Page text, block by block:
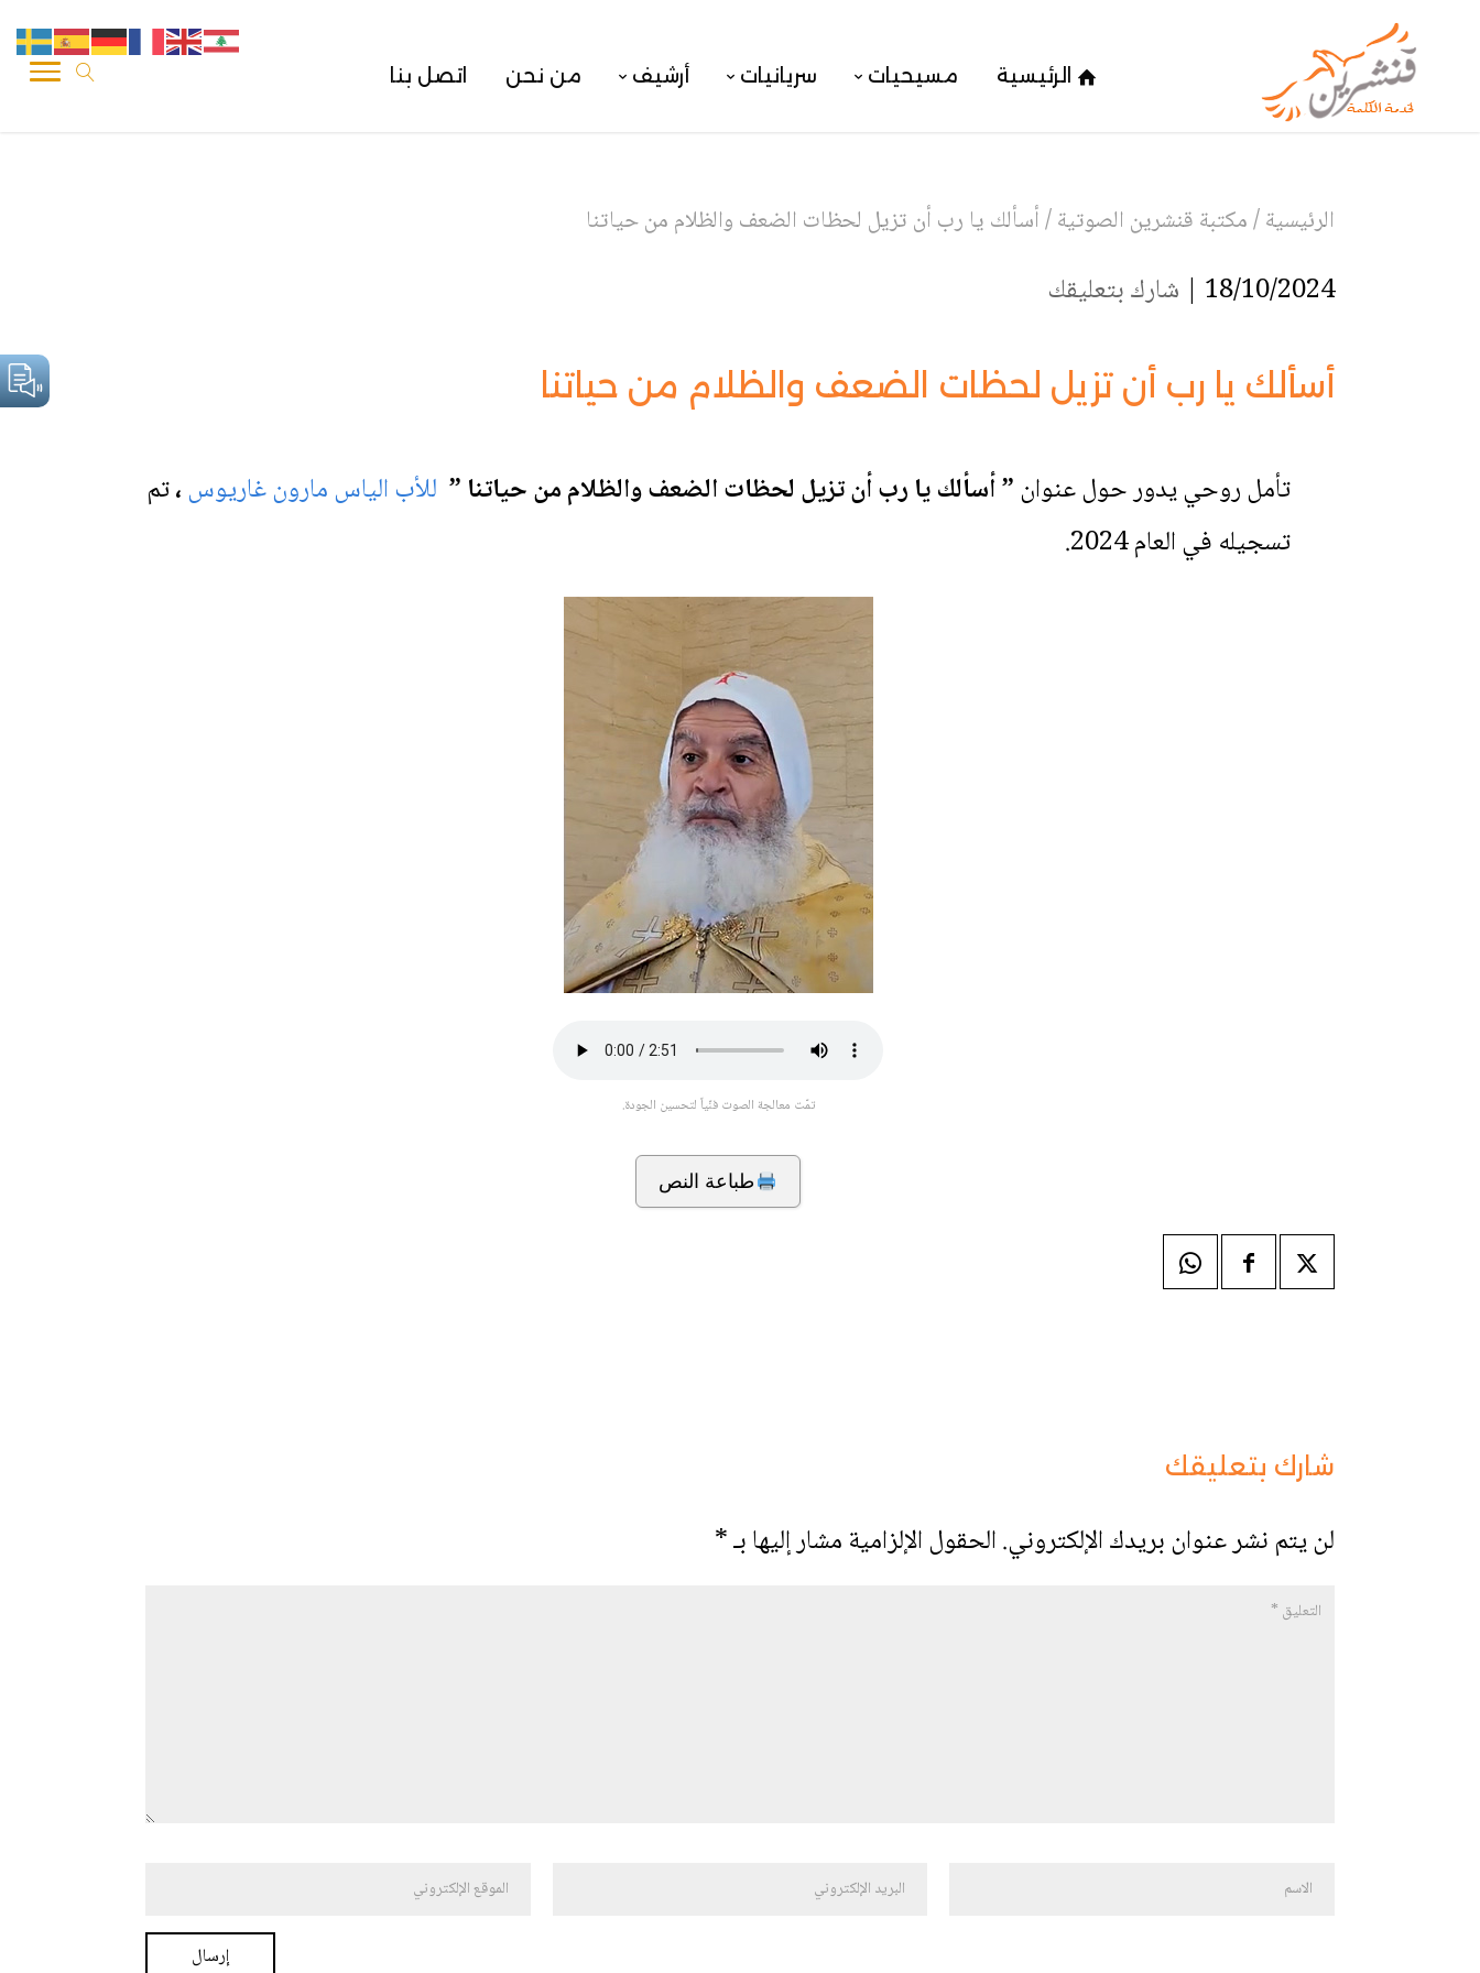
الرئيسية مسيحيات سريانيات أرشيف من نحن اتصل بنا
الرئيسية/مكتبة قنشرين الصوتية/أسألك يا رب أن تزيل لحظات الضعف والظلام من حياتنا
18/10/2024 | شارك بتعليقك
أسألك يا رب أن تزيل لحظات الضعف والظلام من حياتنا
تأمل روحي يدور حول عنوان” أسألك يا رب أن تزيل لحظات الضعف والظلام من حياتنا ” للأب الياس مارون غاريوس،تم
تسجيله في العام 2024.
تمّت معالجة الصوت فنّياً لتحسين الجودة.
طباعة النص
شارك بتعليقك
لن يتم نشر عنوان بريدك الإلكتروني.الحقول الإلزامية مشار إليها بـ*